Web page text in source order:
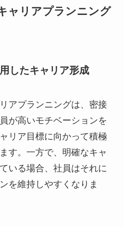
ャリアプランニング
したキャリア形成
アプランニングは、密接
が高いモチベーションを
リア目標に向かって積極
す。一方で、明確なキャ
いる場合、社員はそれに
を維持しやすくなりま